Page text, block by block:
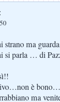
strano ma
si parla … di
è
ma